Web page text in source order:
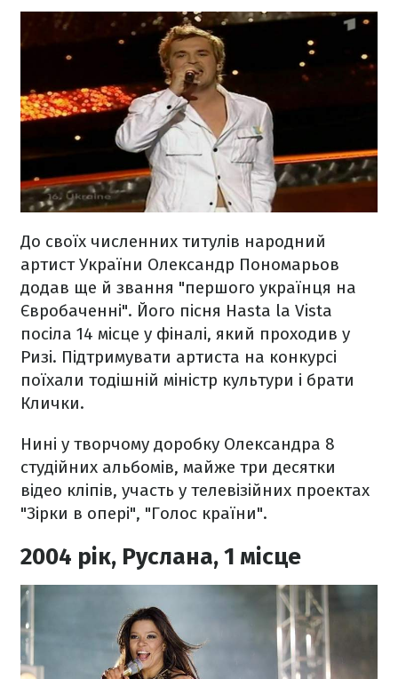
До своїх численних титулів народний
артист України Олександр Пономарьов
додав ще й звання "першого українця на
Євробаченні". Його пісня Hasta la Vista
посіла 14 місце у фіналі, який проходив у
Ризі. Підтримувати артиста на конкурсі
поїхали тодішній міністр культури і брати
Клички.
Нині у творчому доробку Олександра 8
студійних альбомів, майже три десятки
відео кліпів, участь у телевізійних проектах
"Зірки в опері", "Голос країни".
2004 рік, Руслана, 1 місце